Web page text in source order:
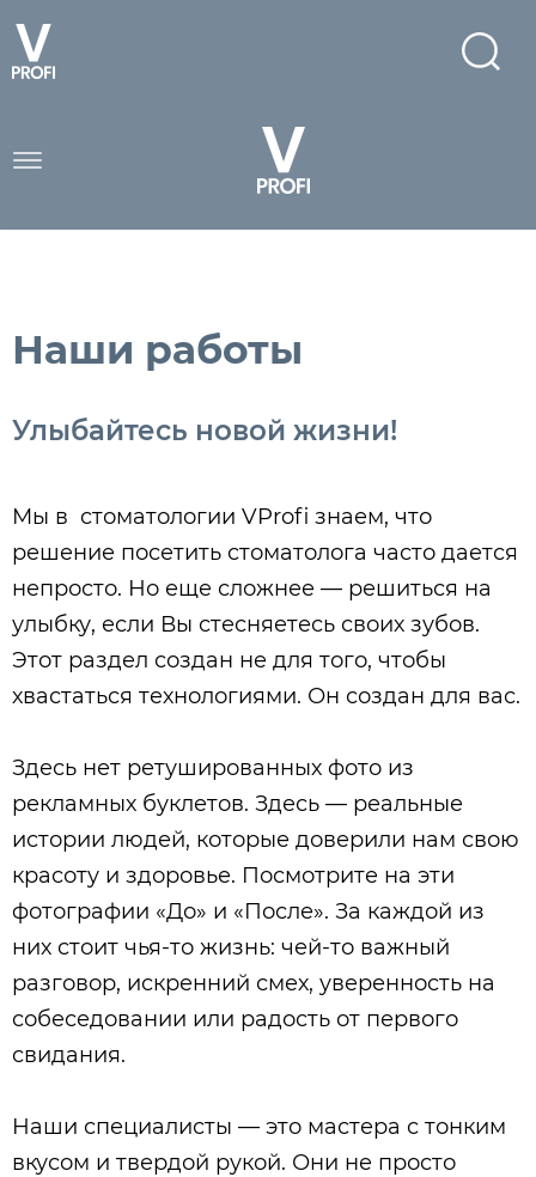
Наши работы
Улыбайтесь новой жизни!
Мы в стоматологии VProfi знаем, что
решение посетить стоматолога часто дается
непросто. Но еще сложнее — решиться на
улыбку, если Вы стесняетесь своих зубов.
Этот раздел создан не для того, чтобы
хвастаться технологиями. Он создан для вас.
Здесь нет ретушированных фото из
рекламных буклетов. Здесь — реальные
истории людей, которые доверили нам свою
красоту и здоровье. Посмотрите на эти
фотографии «До» и «После». За каждой из
них стоит чья-то жизнь: чей-то важный
разговор, искренний смех, уверенность на
собеседовании или радость от первого
свидания.
Наши специалисты — это мастера с тонким
вкусом и твердой рукой. Они не просто